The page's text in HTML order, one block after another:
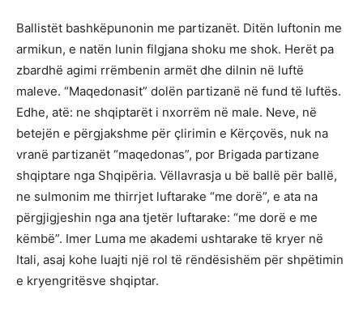
Ballistët bashkëpunonin me partizanët. Ditën luftonin me
armikun, e natën lunin filgjana shoku me shok. Herët pa
zbardhë agimi rrëmbenin armët dhe dilnin në luftë
maleve. “Maqedonasit” dolën partizanë në fund të luftës.
Edhe, atë: ne shqiptarët i nxorrëm në male. Neve, në
betejën e përgjakshme për çlirimin e Kërçovës, nuk na
vranë partizanët “maqedonas”, por Brigada partizane
shqiptare nga Shqipëria. Vëllavrasja u bë ballë për ballë,
ne sulmonim me thirrjet luftarake “me dorë”, e ata na
përgjigjeshin nga ana tjetër luftarake: “me dorë e me
këmbë”. Imer Luma me akademi ushtarake të kryer në
Itali, asaj kohe luajti një rol të rëndësishëm për shpëtimin
e kryengritësve shqiptar.